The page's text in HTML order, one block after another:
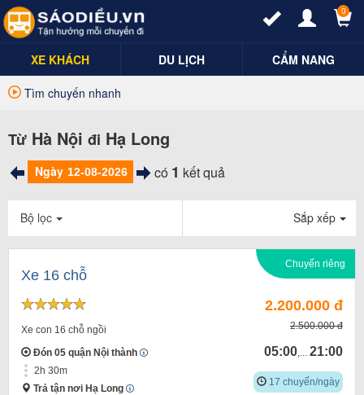
0
XE KHÁCH DU LỊCH CẨM NANG
Tìm chuyến nhanh
Từ Hà Nội đi Hạ Long
Ngày có 1 kết quả
Bộ lọc Sắp xếp
Xe 16 chỗ
Xe con 16 chỗ ngồi
Đón 05 quận Nội thành
2h 30m
Trả tận nơi Hạ Long
Chuyến riêng
2.200.000 đ
2.500.000 đ
05:00 21:00
17 chuyến/ngày